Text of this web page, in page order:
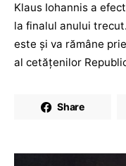
Klaus Iohannis a
la finalul anului
este și va rămâne
al cetățenilor
Share